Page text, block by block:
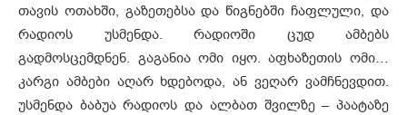
თავის ოთახში, გაზეთებსა და წიგნებში ჩაფლული, და
რადიოს უსმენდა. რადიოში ცუდ ამბებს
გადმოსცემდნენ. გაგანია ომი იყო. აფხაზეთის ომი…
კარგი ამბები აღარ ხდებოდა, ან ვეღარ ვამჩნევდით.
უსმენდა ბაბუა რადიოს და ალბათ შვილზე – პაატაზე